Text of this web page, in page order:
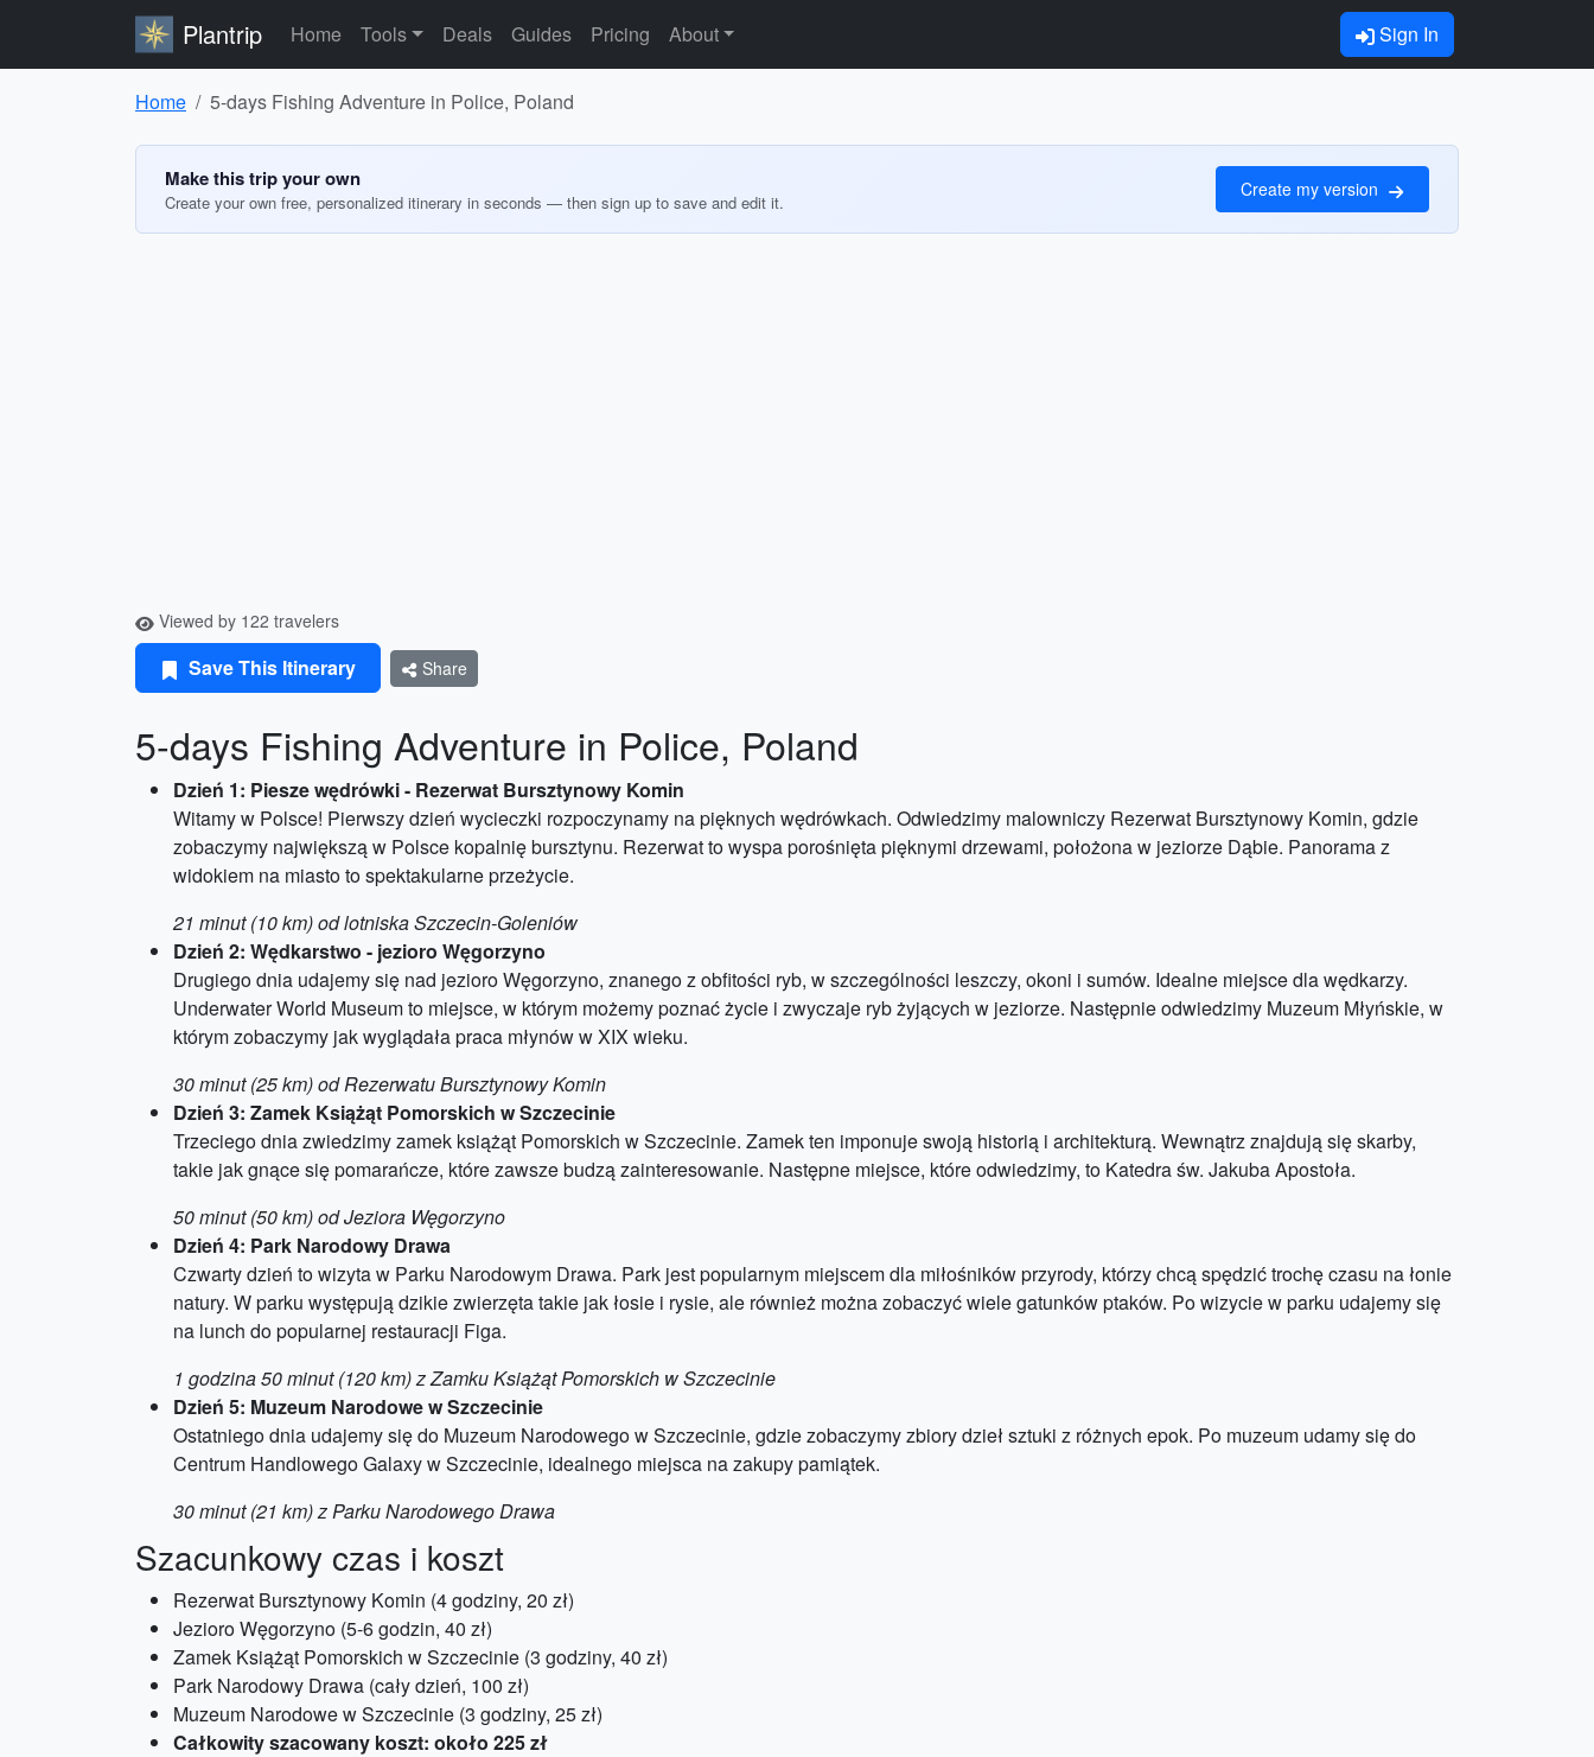
Plantrip Home Tools Deals Guides Pricing About Sign In
Home 5-days Fishing Adventure in Police, Poland
Make this trip your own
Create your own free, personalized itinerary in seconds — then sign up to save and edit it.
Create my version
Viewed by 122 travelers
Save This Itinerary Share
5-days Fishing Adventure in Police, Poland
Dzień 1: Piesze wędrówki - Rezerwat Bursztynowy Komin
Witamy w Polsce! Pierwszy dzień wycieczki rozpoczynamy na pięknych wędrówkach. Odwiedzimy malowniczy Rezerwat Bursztynowy Komin, gdzie
zobaczymy największą w Polsce kopalnię bursztynu. Rezerwat to wyspa porośnięta pięknymi drzewami, położona w jeziorze Dąbie. Panorama z
widokiem na miasto to spektakularne przeżycie.
21 minut (10 km) od lotniska Szczecin-Goleniów
Dzień 2: Wędkarstwo - jezioro Węgorzyno
Drugiego dnia udajemy się nad jezioro Węgorzyno, znanego z obfitości ryb, w szczególności leszczy, okoni i sumów. Idealne miejsce dla wędkarzy.
Underwater World Museum to miejsce, w którym możemy poznać życie i zwyczaje ryb żyjących w jeziorze. Następnie odwiedzimy Muzeum Młyńskie, w
którym zobaczymy jak wyglądała praca młynów w XIX wieku.
30 minut (25 km) od Rezerwatu Bursztynowy Komin
Dzień 3: Zamek Książąt Pomorskich w Szczecinie
Trzeciego dnia zwiedzimy zamek książąt Pomorskich w Szczecinie. Zamek ten imponuje swoją historią i architekturą. Wewnątrz znajdują się skarby,
takie jak gnące się pomarańcze, które zawsze budzą zainteresowanie. Następne miejsce, które odwiedzimy, to Katedra św. Jakuba Apostoła.
50 minut (50 km) od Jeziora Węgorzyno
Dzień 4: Park Narodowy Drawa
Czwarty dzień to wizyta w Parku Narodowym Drawa. Park jest popularnym miejscem dla miłośników przyrody, którzy chcą spędzić trochę czasu na łonie
natury. W parku występują dzikie zwierzęta takie jak łosie i rysie, ale również można zobaczyć wiele gatunków ptaków. Po wizycie w parku udajemy się
na lunch do popularnej restauracji Figa.
1 godzina 50 minut (120 km) z Zamku Książąt Pomorskich w Szczecinie
Dzień 5: Muzeum Narodowe w Szczecinie
Ostatniego dnia udajemy się do Muzeum Narodowego w Szczecinie, gdzie zobaczymy zbiory dzieł sztuki z różnych epok. Po muzeum udamy się do
Centrum Handlowego Galaxy w Szczecinie, idealnego miejsca na zakupy pamiątek.
30 minut (21 km) z Parku Narodowego Drawa
Szacunkowy czas i koszt
Rezerwat Bursztynowy Komin (4 godziny, 20 zł)
Jezioro Węgorzyno (5-6 godzin, 40 zł)
Zamek Książąt Pomorskich w Szczecinie (3 godziny, 40 zł)
Park Narodowy Drawa (cały dzień, 100 zł)
Muzeum Narodowe w Szczecinie (3 godziny, 25 zł)
Całkowity szacowany koszt: około 225 zł